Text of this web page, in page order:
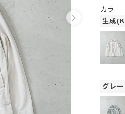
カラ―
生成
グレー